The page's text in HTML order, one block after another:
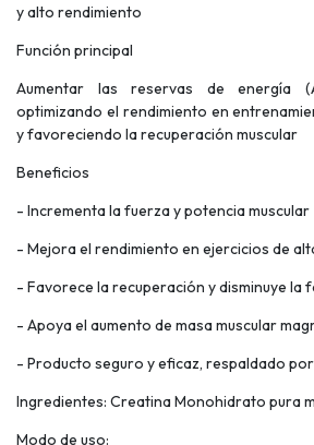
y alto rendimiento
Función principal
Aumentar las reservas de energía
optimizando el rendimiento en
y favoreciendo la recuperación muscular
Beneficios
- Incrementa la fuerza y potencia muscular
- Mejora el rendimiento en ejercicios de
- Favorece la recuperación y disminuye la
- Apoya el aumento de masa muscular
- Producto seguro y eficaz, respaldado
Ingredientes: Creatina Monohidrato pura
Modo de uso: